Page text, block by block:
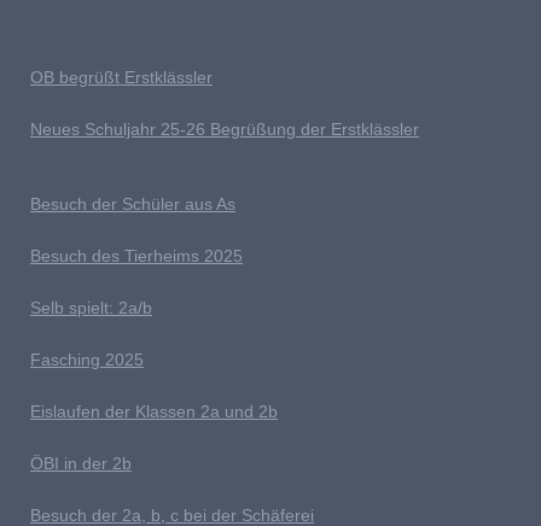
OB begrüßt Erstklässler
Neues Schuljahr 25-26 Begrüßung der Erstklässler
Besuch der Schüler aus As
Besuch des Tierheims 2025
Selb spielt: 2a/b
Fasching 2025
Eislaufen der Klassen 2a und 2b
ÖBI in der 2b
Besuch der 2a, b, c bei der Schäferei